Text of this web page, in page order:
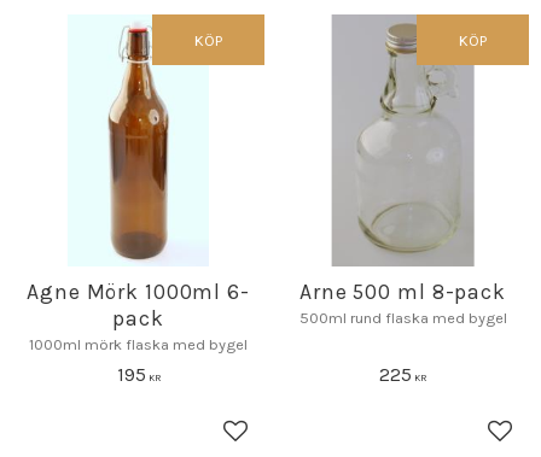
Agne Mörk 1000ml 6-
pack
1000ml mörk flaska med bygel
195 KR
Lägg till i favoriter
KÖP
Arne 500 ml 8-pack
500ml rund flaska med bygel
225 KR
KÖP